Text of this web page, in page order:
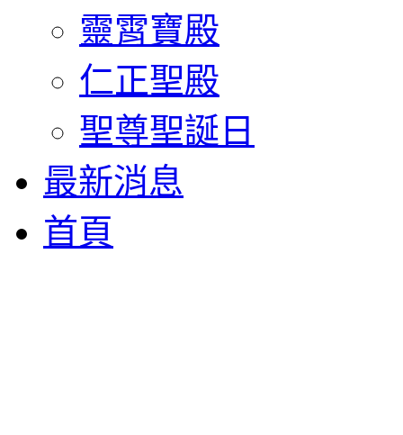
靈霄寶殿
仁正聖殿
聖尊聖誕日
最新消息
首頁